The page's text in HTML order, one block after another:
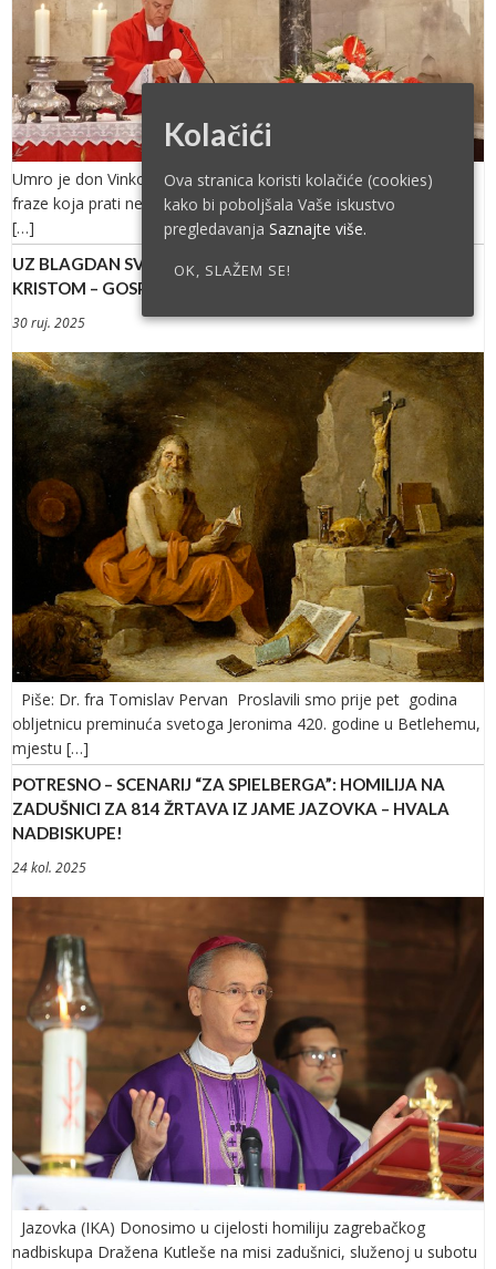
Umro je don Vinko Sanader. Iza te hladne konstatacije, gotovo
fraze koja prati neumitnu sudbinu čovjeka kao bića sazdana od
[…]
UZ BLAGDAN SV. JERONIMA: SVETO PISMO KAO SUSRET S
KRISTOM – GOSPODIN PROGOVARA IZ SVOJE RIJEČI
30 ruj. 2025
Piše: Dr. fra Tomislav Pervan Proslavili smo prije pet godina
obljetnicu preminuća svetoga Jeronima 420. godine u Betlehemu,
mjestu […]
POTRESNO – SCENARIJ “ZA SPIELBERGA”: HOMILIJA NA
ZADUŠNICI ZA 814 ŽRTAVA IZ JAME JAZOVKA – HVALA
NADBISKUPE!
24 kol. 2025
Jazovka (IKA) Donosimo u cijelosti homiliju zagrebačkog
nadbiskupa Dražena Kutleše na misi zadušnici, služenoj u subotu
Kolačići
Ova stranica koristi kolačiće (cookies)
kako bi poboljšala Vaše iskustvo
pregledavanja Saznajte više.
OK, SLAŽEM SE!